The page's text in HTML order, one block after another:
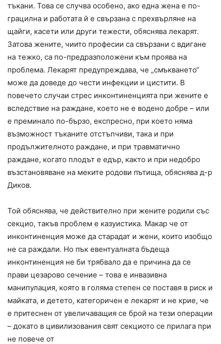
тъкани. Това се случва особено, ако една жена е по-
грацилна и работата й е свързана с прехвърляне на
щайги, касети или други тежести, обяснява лекарят.
Затова жените, чиито професии са свързани с вдигане
на тежко, са по-предразположени към проява на
проблема. Лекарят предупреждава, че „смъкването“
може да доведе до чести инфекции и цистити. В
повечето случаи стрес инконтиненцията при жените е
вследствие на раждане, което не е водено добре – или
е преминало по-бързо, експресно, при което няма
възможност тъканите отстъпчиви, така и при
продължителното раждане, и при травматично
раждане, когато плодът е едър, както и при недобро
възстановяване на меките родови пътища, обяснява д-р
Диков.
Той обяснява, че действително при жените родили със
секцио, такъв проблем е казуистика. Макар че от
инконтиненция може да старадат и жени, които изобщо
не са раждали. Но пък евентуалната бъдеща
инконтиненция не би трябвало да е причина да се
прави цезарово сечение – това е инвазивна
манипулация, която в голяма степен се поставя в риск и
майката, и детето, категоричен е лекарят и не крие, че
е притеснен от увеличаващия се брой на тези операции
– докато в цивилизования свят секциото се прилага при
не повече от